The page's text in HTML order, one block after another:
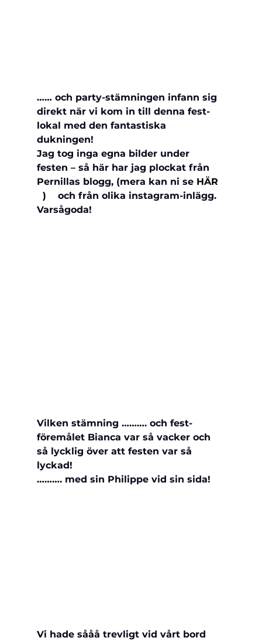
…… och party-stämningen infann sig
direkt när vi kom in till denna fest-
lokal med den fantastiska
dukningen!
Jag tog inga egna bilder under
festen – så här har jag plockat från
Pernillas blogg, (mera kan ni se HÄR
) och från olika instagram-inlägg.
Varsågoda!
Vilken stämning ………. och fest-
föremålet Bianca var så vacker och
så lycklig över att festen var så
lyckad!
………. med sin Philippe vid sin sida!
Vi hade sååå trevligt vid vårt bord